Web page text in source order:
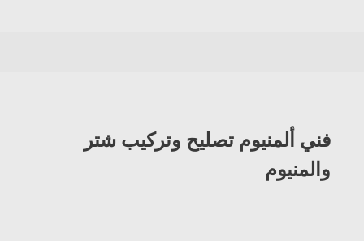
فني ألمنيوم تصليح وتركيب شتر
والمنيوم